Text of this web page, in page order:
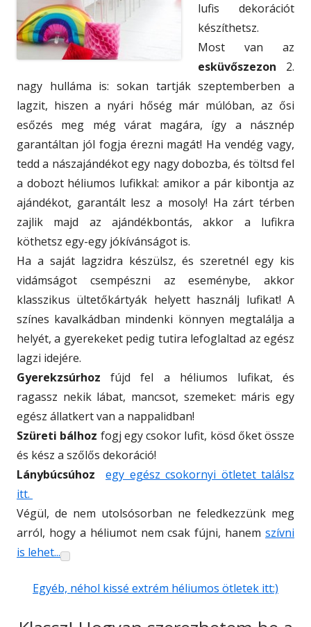
lufis dekorációt
készíthetsz.
Most van az
esküvőszezon 2.
nagy hulláma is: sokan tartják szeptemberben a
lagzit, hiszen a nyári hőség már múlóban, az ősi
esőzés meg még várat magára, így a násznép
garantáltan jól fogja érezni magát! Ha vendég vagy,
tedd a nászajándékot egy nagy dobozba, és töltsd fel
a dobozt héliumos lufikkal: amikor a pár kibontja az
ajándékot, garantált lesz a mosoly! Ha zárt térben
zajlik majd az ajándékbontás, akkor a lufikra
köthetsz egy-egy jókívánságot is.
Ha a saját lagzidra készülsz, és szeretnél egy kis
vidámságot csempészni az eseménybe, akkor
klasszikus ültetőkártyák helyett használj lufikat! A
színes kavalkádban mindenki könnyen megtalálja a
helyét, a gyerekeket pedig tutira lefoglaltad az egész
lagzi idejére.
Gyerekzsúrhoz fújd fel a héliumos lufikat, és
ragassz nekik lábat, mancsot, szemeket: máris egy
egész állatkert van a nappalidban!
Szüreti bálhoz fogj egy csokor lufit, kösd őket össze
és kész a szőlős dekoráció!
Lánybúcsúhoz
egy egész csokornyi ötletet találsz
itt.
Végül, de nem utolsósorban ne feledkezzünk meg
arról, hogy a héliumot nem csak fújni, hanem szívni
is lehet...
Egyéb, néhol kissé extrém héliumos ötletek itt:)